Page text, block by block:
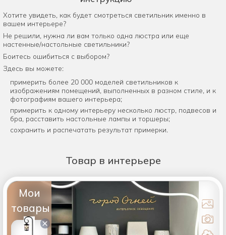
Хотите увидеть, как будет смотреться светильник именно в
вашем интерьере?
Не решили, нужна ли вам только одна люстра или еще
настенные/настольные светильники?
Боитесь ошибиться с выбором?
Здесь вы можете:
примерить более 20 000 моделей светильников к
изображениям помещений, выполненных в разном стиле, и к
фотографиям вашего интерьера;
примерить к одному интерьеру несколько люстр, подвесов и
бра, расставить настольные лампы и торшеры;
сохранить и распечатать результат примерки.
Товар в интерьере
Мои
товары
×